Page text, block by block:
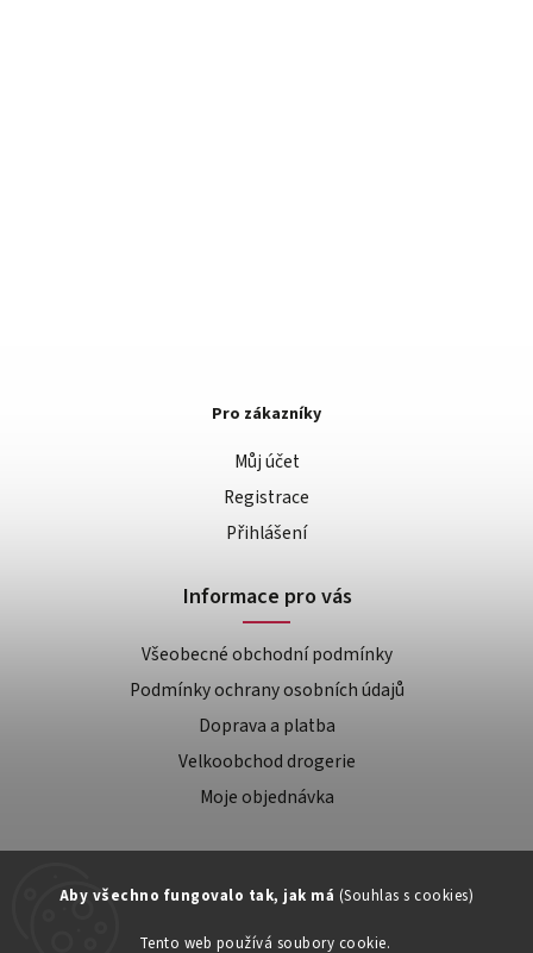
Aby všechno fungovalo tak, jak má (Souhlas s cookies)
Tento web používá soubory cookie.
Pro zákazníky
Můj účet
Registrace
Přihlášení
Informace pro vás
Všeobecné obchodní podmínky
Podmínky ochrany osobních údajů
Doprava a platba
Velkoobchod drogerie
Moje objednávka